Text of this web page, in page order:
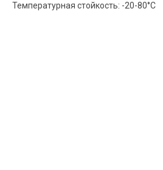
Температурная стойкость: -20-80°C